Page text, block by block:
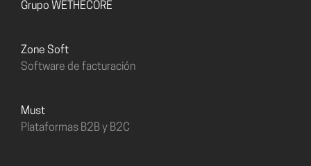
Grupo WETHECORE
Zone Soft
Software de facturación
must
Plataformas B2B y B2C